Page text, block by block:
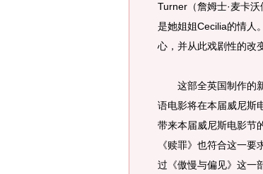
Turner（詹姆士·麦卡
是她姐姐Cecilia的情人
心，并从此戏剧性的改
这部全英国制作的新
语电影将在本届威尼斯
带来本届威尼斯电影节
《赎罪》也符合这一
过《傲慢与偏见》这一